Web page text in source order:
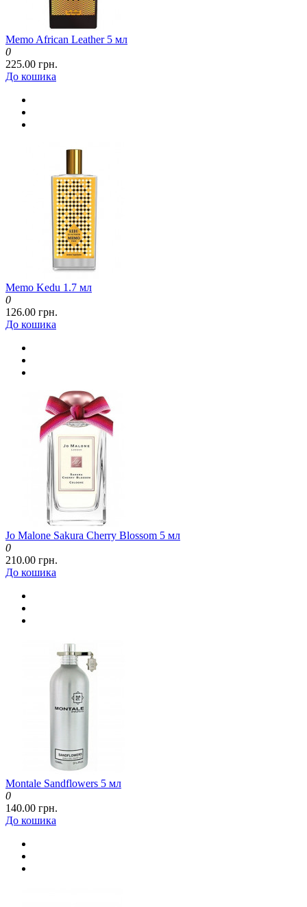
Memo African Leather 5 мл
0
225.00 грн.
До кошика
Memo Kedu 1.7 мл
0
126.00 грн.
До кошика
Jo Malone Sakura Cherry Blossom 5 мл
0
210.00 грн.
До кошика
Montale Sandflowers 5 мл
0
140.00 грн.
До кошика